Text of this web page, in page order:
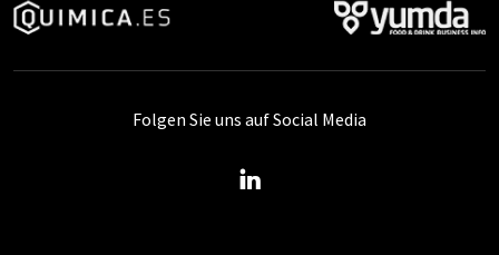
Folgen Sie uns auf Social Media